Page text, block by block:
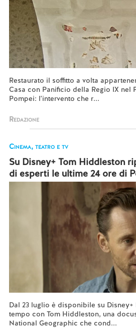
Restaurato il soffitto a volta
Casa con Panificio della Regio IX nel
Pompei: l'intervento che r...
Redazione
Cinema, teatro e tv
Su Disney+ Tom Hiddleston
di esperti le ultime 24 ore di
Dal 23 luglio è disponibile su
tempo con Tom Hiddleston, una
National Geographic che cond...